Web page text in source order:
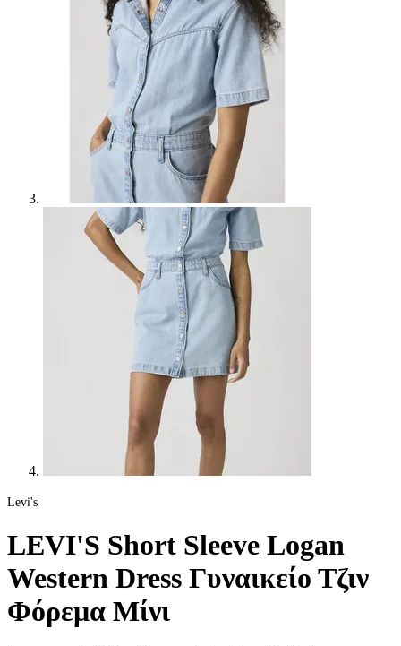
Levi's
LEVI'S Short Sleeve Logan
Western Dress Γυναικείο Τζιν
Φόρεμα Μίνι